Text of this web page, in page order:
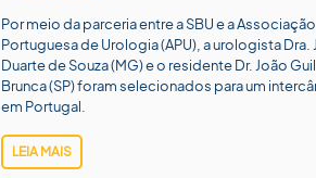
Por meio da parceria entre a SBU e a Associação
Portuguesa de Urologia (APU), a urologista Dra.
Duarte de Souza (MG) e o residente Dr. João
Brunca (SP) foram selecionados para um
em Portugal.
LEIA MAIS